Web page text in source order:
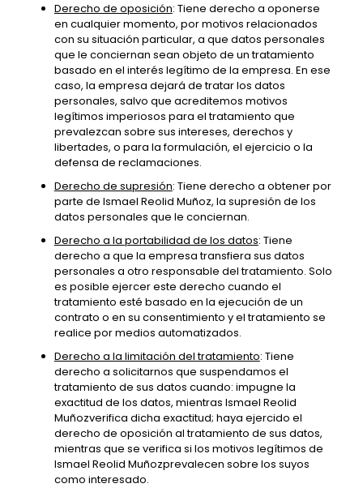
Derecho de oposición: Tiene derecho a oponerse
en cualquier momento, por motivos relacionados
con su situación particular, a que datos personales
que le conciernan sean objeto de un tratamiento
basado en el interés legítimo de la empresa. En ese
caso, la empresa dejará de tratar los datos
personales, salvo que acreditemos motivos
legítimos imperiosos para el tratamiento que
prevalezcan sobre sus intereses, derechos y
libertades, o para la formulación, el ejercicio o la
defensa de reclamaciones.
Derecho de supresión: Tiene derecho a obtener por
parte de Ismael Reolid Muñoz, la supresión de los
datos personales que le conciernan.
Derecho a la portabilidad de los datos: Tiene
derecho a que la empresa transfiera sus datos
personales a otro responsable del tratamiento. Solo
es posible ejercer este derecho cuando el
tratamiento esté basado en la ejecución de un
contrato o en su consentimiento y el tratamiento se
realice por medios automatizados.
Derecho a la limitación del tratamiento: Tiene
derecho a solicitarnos que suspendamos el
tratamiento de sus datos cuando: impugne la
exactitud de los datos, mientras Ismael Reolid
Muñozverifica dicha exactitud; haya ejercido el
derecho de oposición al tratamiento de sus datos,
mientras que se verifica si los motivos legítimos de
Ismael Reolid Muñozprevalecen sobre los suyos
como interesado.